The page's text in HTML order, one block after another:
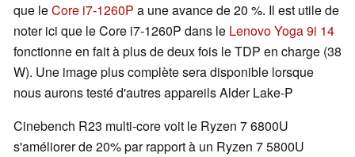
que leCore i7-1260P a une avance de 20 %. Il est utile de
noter ici que le Core i7-1260P dans le Lenovo Yoga 9i 14
fonctionne en fait à plus de deux fois le TDP en charge (38
W). Une image plus complète sera disponible lorsque
nous aurons testé d'autres appareils Alder Lake-P
Cinebench R23 multi-core voit le Ryzen 7 6800U
s'améliorer de 20% par rapport à un Ryzen 7 5800U